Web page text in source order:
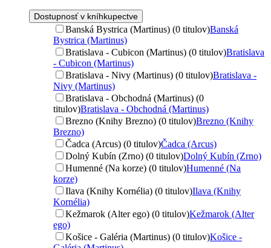
Dostupnosť v kníhkupectve
Banská Bystrica (Martinus) (0 titulov)Banská
Bystrica (Martinus)
Bratislava - Cubicon (Martinus) (0 titulov)Bratislava
- Cubicon (Martinus)
Bratislava - Nivy (Martinus) (0 titulov)Bratislava -
Nivy (Martinus)
Bratislava - Obchodná (Martinus) (0
titulov)Bratislava - Obchodná (Martinus)
Brezno (Knihy Brezno) (0 titulov)Brezno (Knihy
Brezno)
Čadca (Arcus) (0 titulov)Čadca (Arcus)
Dolný Kubín (Zrno) (0 titulov)Dolný Kubín (Zrno)
Humenné (Na korze) (0 titulov)Humenné (Na
korze)
Ilava (Knihy Kornélia) (0 titulov)Ilava (Knihy
Kornélia)
Kežmarok (Alter ego) (0 titulov)Kežmarok (Alter
ego)
Košice - Galéria (Martinus) (0 titulov)Košice -